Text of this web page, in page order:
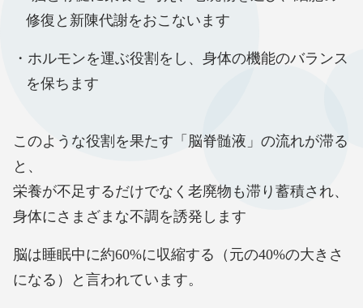
修復と新陳代謝をおこないます
ホルモンを運ぶ役割をし、身体の機能のバランス
を保ちます
このような役割を果たす「脳脊髄液」の流れが滞る
と、
栄養が不足するだけでなく老廃物も滞り蓄積され、
身体にさまざまな不調を誘発します
脳は睡眠中に約60%に収縮する（元の40%の大きさ
になる）と言われています。